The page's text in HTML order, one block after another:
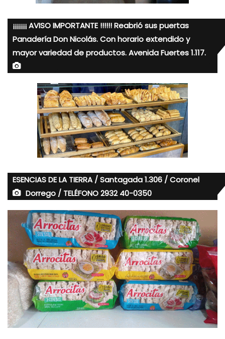
¡¡¡¡¡¡¡ AVISO IMPORTANTE !!!!!! Reabrió sus puertas
Panadería Don Nicolás. Con horario extendido y
mayor variedad de productos. Avenida Fuertes 1.117.
ESENCIAS DE LA TIERRA / Santagada 1.306 / Coronel
Dorrego / TELÉFONO 2932 40-0350